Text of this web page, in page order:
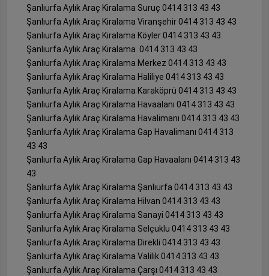
Şanlıurfa Aylık Araç Kiralama Suruç 0414 313 43 43
Şanlıurfa Aylık Araç Kiralama Viranşehir 0414 313 43 43
Şanlıurfa Aylık Araç Kiralama Köyler 0414 313 43 43
Şanlıurfa Aylık Araç Kiralama 0414 313 43 43
Şanlıurfa Aylık Araç Kiralama Merkez 0414 313 43 43
Şanlıurfa Aylık Araç Kiralama Haliliye 0414 313 43 43
Şanlıurfa Aylık Araç Kiralama Karaköprü 0414 313 43 43
Şanlıurfa Aylık Araç Kiralama Havaalanı 0414 313 43 43
Şanlıurfa Aylık Araç Kiralama Havalimanı 0414 313 43 43
Şanlıurfa Aylık Araç Kiralama Gap Havalimanı 0414 313
43 43
Şanlıurfa Aylık Araç Kiralama Gap Havaalanı 0414 313 43
43
Şanlıurfa Aylık Araç Kiralama Şanlıurfa 0414 313 43 43
Şanlıurfa Aylık Araç Kiralama Hilvan 0414 313 43 43
Şanlıurfa Aylık Araç Kiralama Sanayi 0414 313 43 43
Şanlıurfa Aylık Araç Kiralama Selçuklu 0414 313 43 43
Şanlıurfa Aylık Araç Kiralama Direkli 0414 313 43 43
Şanlıurfa Aylık Araç Kiralama Valilik 0414 313 43 43
Şanlıurfa Aylık Araç Kiralama Çarşı 0414 313 43 43